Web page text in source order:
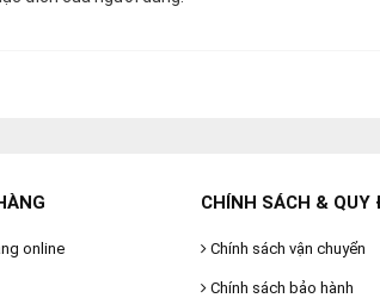
online
CHÍNH SÁCH & QUY
Chính sách vận chuyển
Chính sách bảo hành